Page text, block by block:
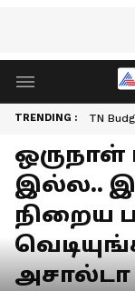
TRENDING : TN
ஒருநாள்
இல்ல..
நிறைய
அசால்டா